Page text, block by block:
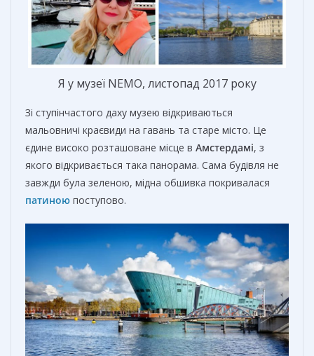
Я у музеї NEMO, листопад 2017 року
Зі ступінчастого даху музею відкриваються
мальовничі краєвиди на гавань та старе місто. Це
єдине високо розташоване місце в Амстердамі, з
якого відкривається така панорама. Сама будівля не
завжди була зеленою, мідна обшивка покривалася
патиною поступово.